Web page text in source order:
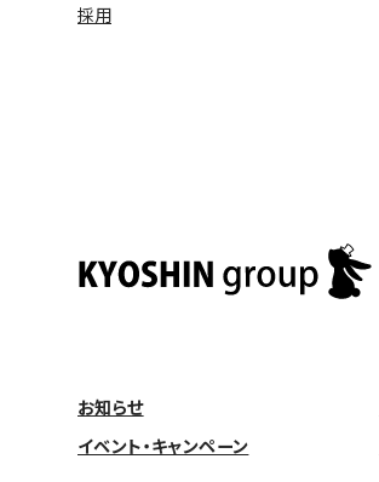
採用
お知らせ
イベント・キャンペーン